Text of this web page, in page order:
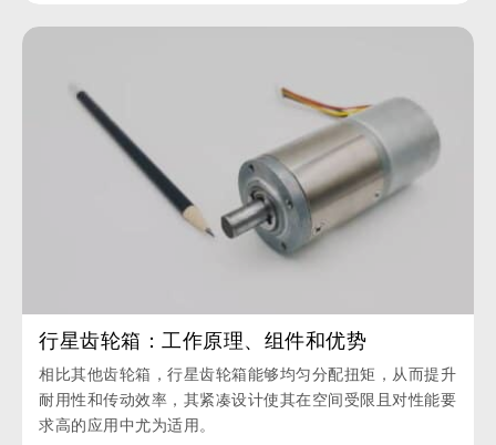
行星齿轮箱：工作原理、组件和优势
相比其他齿轮箱，行星齿轮箱能够均匀分配扭矩，从而提升
耐用性和传动效率，其紧凑设计使其在空间受限且对性能要
求高的应用中尤为适用。